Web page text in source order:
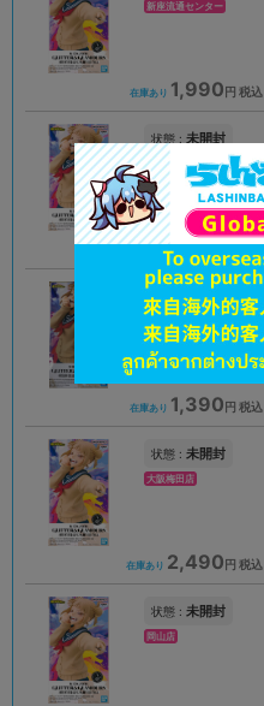
新座流通センター
在庫あり 1,990 円 税込
状態 : 未開封
豊橋店
在庫あり 1,489
状態 :未開封
高崎店
在庫あり 1,390 円 税込
状態 : 未開封
大阪梅田店
在庫あり 2,490 円 税込
状態 : 未開封
岡山店